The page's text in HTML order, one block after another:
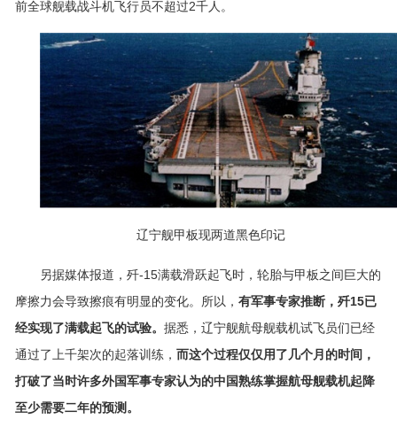
前全球舰载战斗机飞行员不超过2千人。
辽宁舰甲板现两道黑色印记
另据媒体报道，歼-15满载滑跃起飞时，轮胎与甲板之间巨大的
摩擦力会导致擦痕有明显的变化。所以，有军事专家推断，歼15已
经实现了满载起飞的试验。据悉，辽宁舰航母舰载机试飞员们已经
通过了上千架次的起落训练，而这个过程仅仅用了几个月的时间，
打破了当时许多外国军事专家认为的中国熟练掌握航母舰载机起降
至少需要二年的预测。